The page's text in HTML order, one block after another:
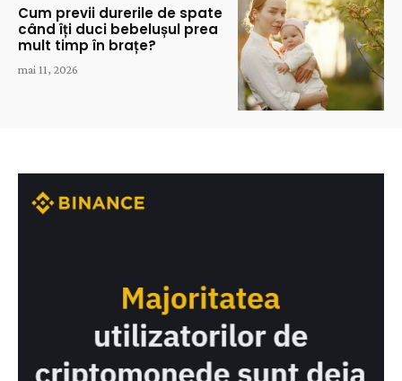
Cum previi durerile de spate
când îți duci bebelușul prea
mult timp în brațe?
mai 11, 2026